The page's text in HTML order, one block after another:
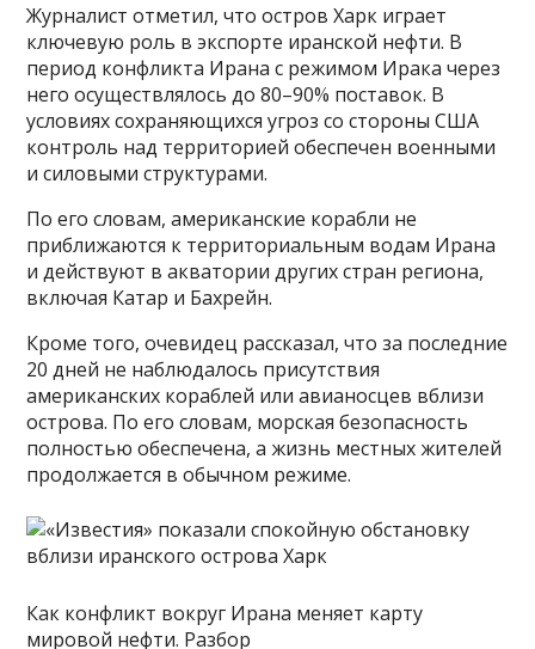
Журналист отметил, что остров Харк играет
ключевую роль в экспорте иранской нефти. В
период конфликта Ирана с режимом Ирака через
него осуществлялось до 80–90% поставок. В
условиях сохраняющихся угроз со стороны США
контроль над территорией обеспечен военными
и силовыми структурами.
По его словам, американские корабли не
приближаются к территориальным водам Ирана
и действуют в акватории других стран региона,
включая Катар и Бахрейн.
Кроме того, очевидец рассказал, что за последние
20 дней не наблюдалось присутствия
американских кораблей или авианосцев вблизи
острова. По его словам, морская безопасность
полностью обеспечена, а жизнь местных жителей
продолжается в обычном режиме.
Как конфликт вокруг Ирана меняет карту
мировой нефти. Разбор